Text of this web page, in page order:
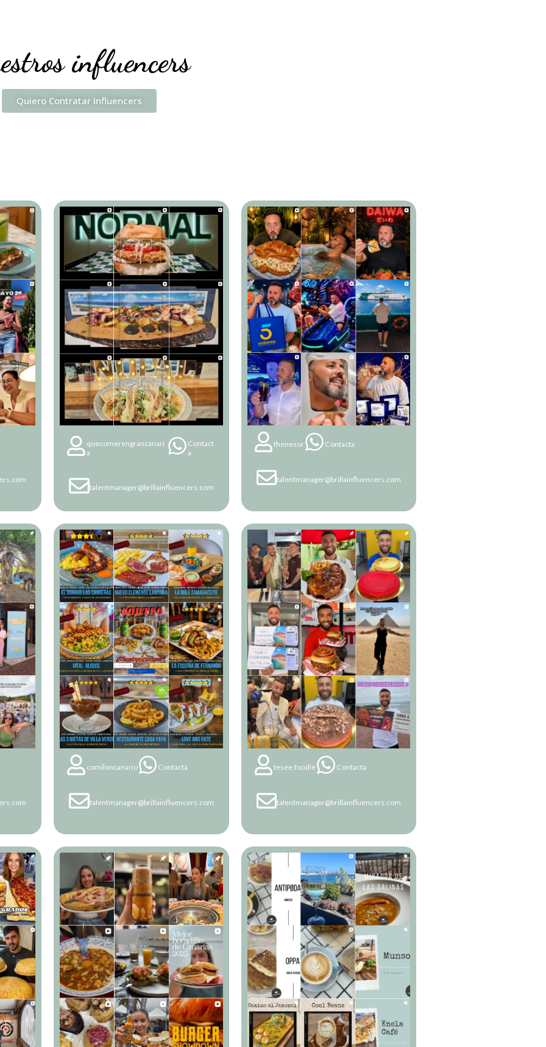
influencers
Quiero Contratar Influencers
quecomerengrancanari
a
Contact
a
talentmanager@brillainfluencers.com
thenesor Contacta
talentmanager@brillainfluencers.com
comiloncanario Contacta
talentmanager@brillainfluencers.com
tesee.foodie Contacta
talentmanager@brillainfluencers.com